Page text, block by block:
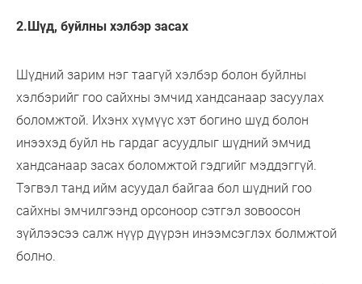
2.Шүд, буйлны хэлбэр засах
Шүдний зарим нэг таагүй хэлбэр болон буйлны
хэлбэрийг гоо сайхны эмчид хандсанаар засуулах
боломжтой. Ихэнх хүмүүс хэт богино шүд болон
инээхэд буйл нь гардаг асуудлыг шүдний эмчид
хандсанаар засах боломжтой гэдгийг мэддэггүй.
Тэгвэл танд ийм асуудал байгаа бол шүдний гоо
сайхны эмчилгээнд орсоноор сэтгэл зовоосон
зүйлээсээ салж нүүр дүүрэн инээмсэглэх болмжтой
болно.